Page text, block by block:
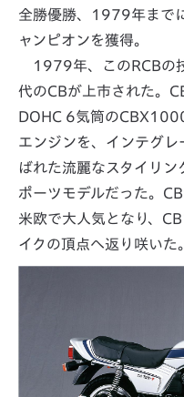
全勝優勝、1979年まで
ャンピオンを獲得。
1979年、このRCBの
代のCBが上市された。
DOHC 6気筒の
エンジンを、インテグ
ばれた流麗なスタイリン
ポーツモデルだった。
米欧で大人気となり、
イクの頂点へ返り咲いた。